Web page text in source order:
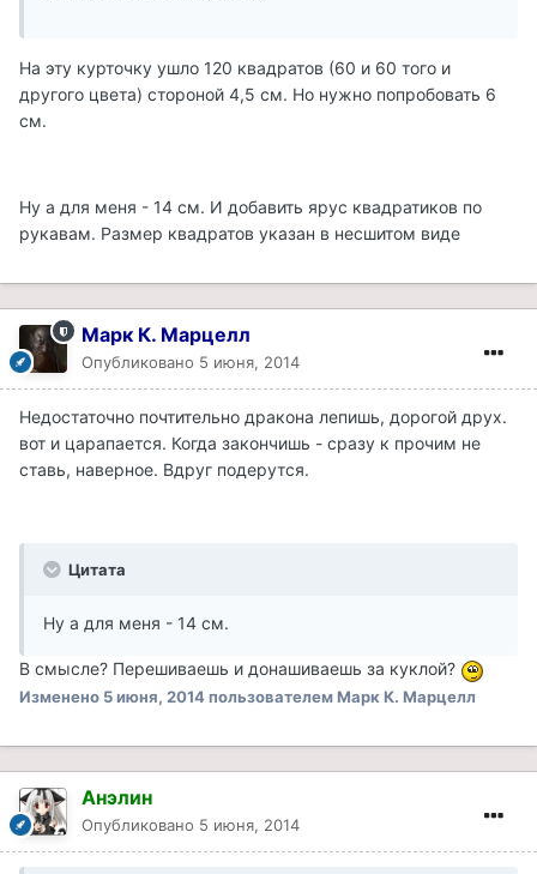
На эту курточку ушло 120 квадратов (60 и 60 того и
другого цвета) стороной 4,5 см. Но нужно попробовать 6
см.
Ну а для меня - 14 см. И добавить ярус квадратиков по
рукавам. Размер квадратов указан в несшитом виде
Марк К. Марцелл
Опубликовано 5 июня, 2014
Недостаточно почтительно дракона лепишь, дорогой друх.
вот и царапается. Когда закончишь - сразу к прочим не
ставь, наверное. Вдруг подерутся.
Цитата
Ну а для меня - 14 см.
В смысле? Перешиваешь и донашиваешь за куклой?
Изменено 5 июня, 2014пользователем Марк К. Марцелл
Анэлин
Опубликовано 5 июня, 2014